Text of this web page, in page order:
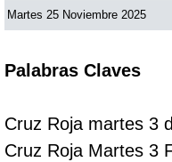
Martes 25 Noviembre 2025
Palabras Claves
Cruz Roja martes 3
Cruz Roja Martes 3